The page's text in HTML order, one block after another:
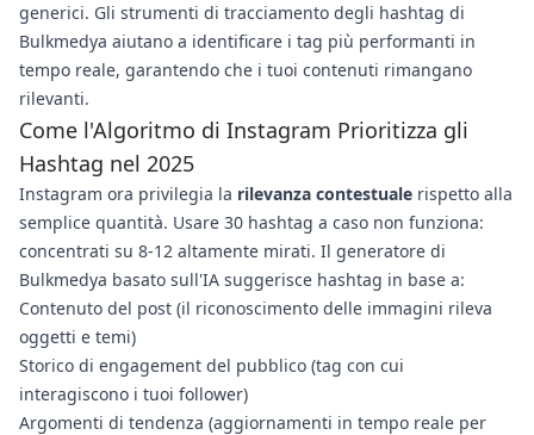
generici. Gli strumenti di tracciamento degli hashtag di
Bulkmedya aiutano a identificare i tag più performanti in
tempo reale, garantendo che i tuoi contenuti rimangano
rilevanti.
Come l'Algoritmo di Instagram Prioritizza gli
Hashtag nel 2025
Instagram ora privilegia la rilevanza contestuale rispetto alla
semplice quantità. Usare 30 hashtag a caso non funziona:
concentrati su 8-12 altamente mirati. Il generatore di
Bulkmedya basato sull'IA suggerisce hashtag in base a:
Contenuto del post (il riconoscimento delle immagini rileva
oggetti e temi)
Storico di engagement del pubblico (tag con cui
interagiscono i tuoi follower)
Argomenti di tendenza (aggiornamenti in tempo reale per